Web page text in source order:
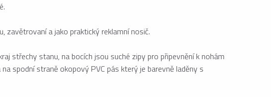
zavětrovaní a jako praktický reklamní nosič.
střechy stanu, na bocích jsou suché zipy pro připevnění k nohám
spodní straně okopový PVC pás který je barevně laděny s